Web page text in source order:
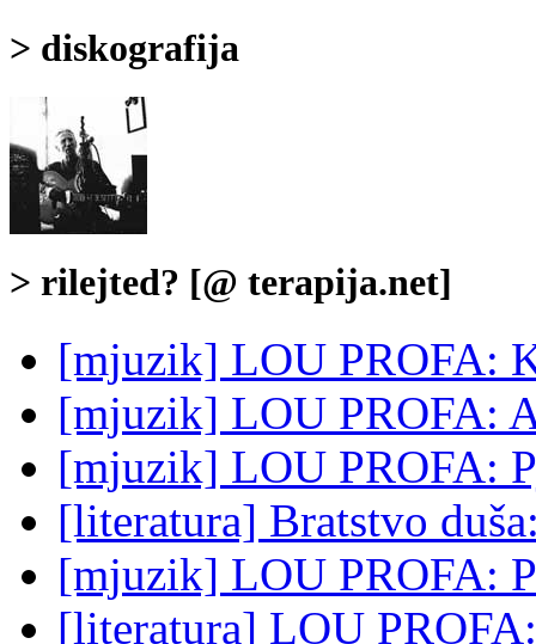
> diskografija
> rilejted? [@ terapija.net]
[mjuzik] LOU PROFA:
[mjuzik] LOU PROFA:
[mjuzik] LOU PROFA:
[literatura] Bratstvo
[mjuzik] LOU PROFA:
[literatura] LOU